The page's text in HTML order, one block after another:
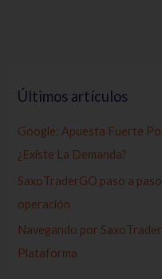
Últimos artículos
Google: Apuesta Fuerte
¿Existe La Demanda?
SaxoTraderGO paso a
operación
Navegando por
Plataforma